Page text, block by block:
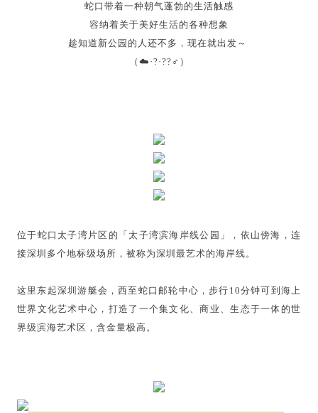
蛇口带着一种朝气蓬勃的生活触感
容纳着关于美好生活的各种想象
趁知道新公园的人还不多，现在就出发～
（☁️·?·??‍♂️）
位于蛇口太子湾片区的「太子湾滨海岸线公园」，依山傍海，连
接深圳多个地标级场所，被称为深圳最艺术的海岸线。
这里东起深圳游艇会，西至蛇口邮轮中心，步行10分钟可到海上
世界文化艺术中心，打造了一个集文化、商业、生态于一体的世
界级滨海艺术区，含金量极高。